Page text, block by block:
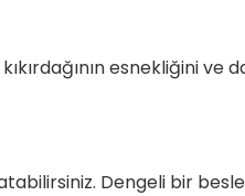
esnekliğini ve
Dengeli bir